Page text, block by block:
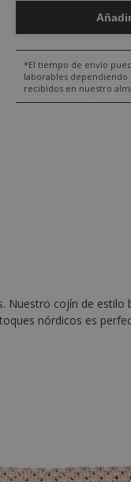
*El tiempo de envío
laborables
recibidos en nuestro
Nuestro cojín de estilo
nórdicos es